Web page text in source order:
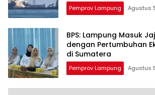
Pemprov Lampung Agustus
BPS: Lampung Masuk
dengan Pertumbuhan
di Sumatera
Pemprov Lampung Agustus